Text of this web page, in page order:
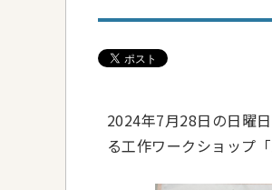
2024年7月28日の日曜
る工作ワークショップ